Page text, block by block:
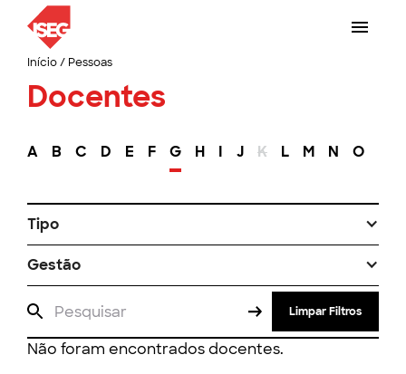
Início/ Pessoas
Docentes
A B C D E F G H I J K L M N O
Tipo
Gestão
Limpar Filtros
Não foram encontrados docentes.